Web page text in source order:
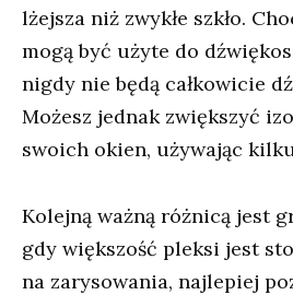
lżejsza niż zwykłe szkło.
mogą być użyte do
nigdy nie będą całkowicie
Możesz jednak zwiększyć
swoich okien, używając
Kolejną ważną różnicą jest
gdy większość pleksi jest
na zarysowania, najlepiej